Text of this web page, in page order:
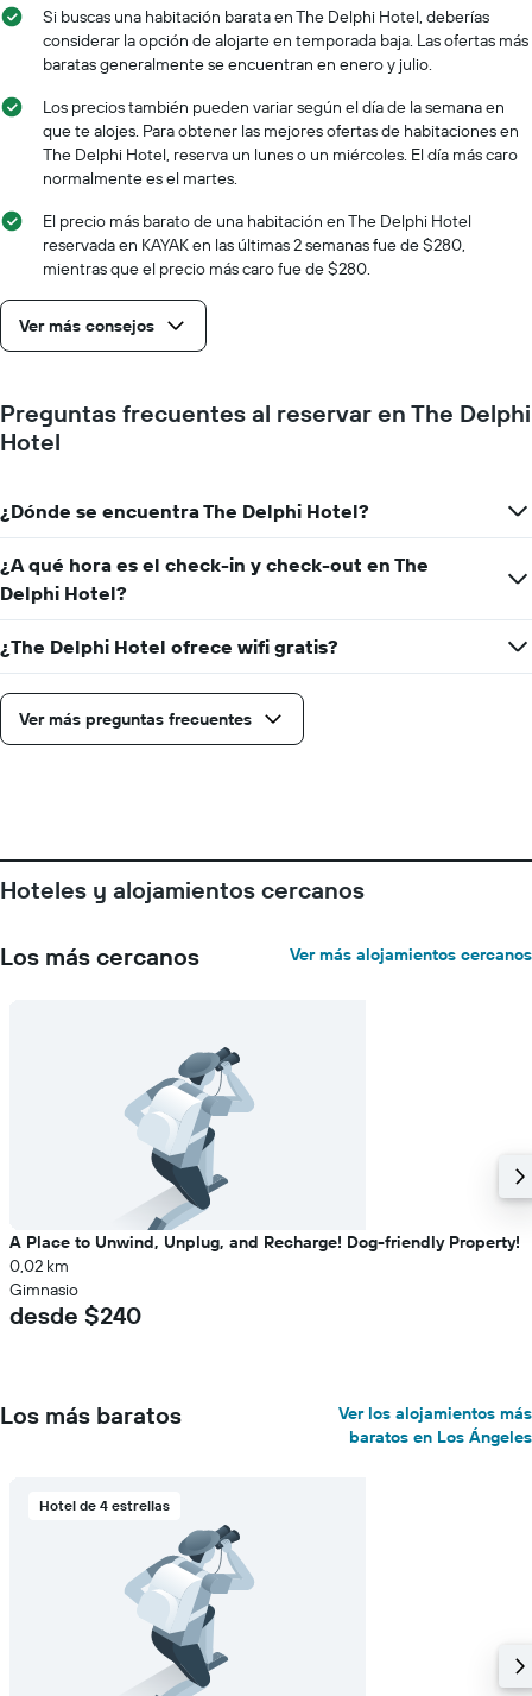
que
indica
el
precio
promedio
de
una
habitación
fecha
de
gráfico
muestra
que
indica
cantidad
de
días
para
la
gráfico
muestra
1
eje
Y
que
indica
el
precio
promedio
Si buscas una habitación barata en The Delphi Hotel, deberías
considerar la opción de alojarte en temporada baja. Las ofertas más
baratas generalmente se encuentran en enero y julio.
Los precios también pueden variar según el día de la semana en
que te alojes. Para obtener las mejores ofertas de habitaciones en
The Delphi Hotel, reserva un lunes o un miércoles. El día más caro
normalmente es el martes.
El precio más barato de una habitación en The Delphi Hotel
reservada en KAYAK en las últimas 2 semanas fue de $280,
mientras que el precio más caro fue de $280.
Ver más consejos
Preguntas frecuentes al reservar en The Delphi
Hotel
¿Dónde se encuentra The Delphi Hotel?
¿A qué hora es el check-in y check-out en The
Delphi Hotel?
¿The Delphi Hotel ofrece wifi gratis?
Ver más preguntas frecuentes
Hoteles y alojamientos cercanos
Los más cercanos Ver más alojamientos cercanos
A Place to Unwind, Unplug, and Recharge! Dog-friendly Property!
0,02 km
Gimnasio
desde $240
Los más baratos
Ver los alojamientos más
baratos en Los Ángeles
Hotel de 4 estrellas